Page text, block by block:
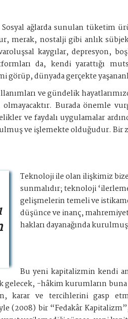
ağlarda sunulan tüketim
nostalji gibi anlık
kaygılar, depresyon,
da, kendi yarattığı
görüp, dünyada gerçekte
ve gündelik
Burada önemle
ve faydalı uygulamalar
ve işlemekte olduğudur. Bir
Teknoloji ile olan ilişkimiz bize
sunmalıdır; teknoloji
gelişmelerin temeli ve
düşünce ve inanç,
hakları dayanağında
Bu yeni kapitalizmin kendi
-hâkim kurumların buna
karar ve tercihlerini gasp
(2008) bir “Fedakâr